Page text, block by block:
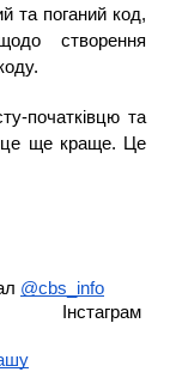
та поганий код,
створення
початківцю та
це ще краще. Це
@cbs_info